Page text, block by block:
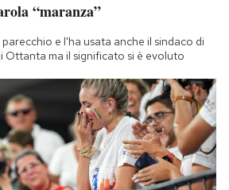
“maranza”
e l'ha usata anche il sindaco di
Ottanta ma il significato si è evoluto